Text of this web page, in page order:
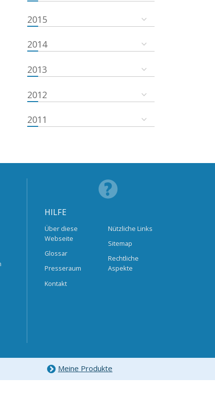
2015
2014
2013
2012
2011
HILFE
Über diese
Webseite
Glossar
Presseraum
Kontakt
Nützliche Links
Sitemap
Rechtliche
Aspekte
Meine Produkte